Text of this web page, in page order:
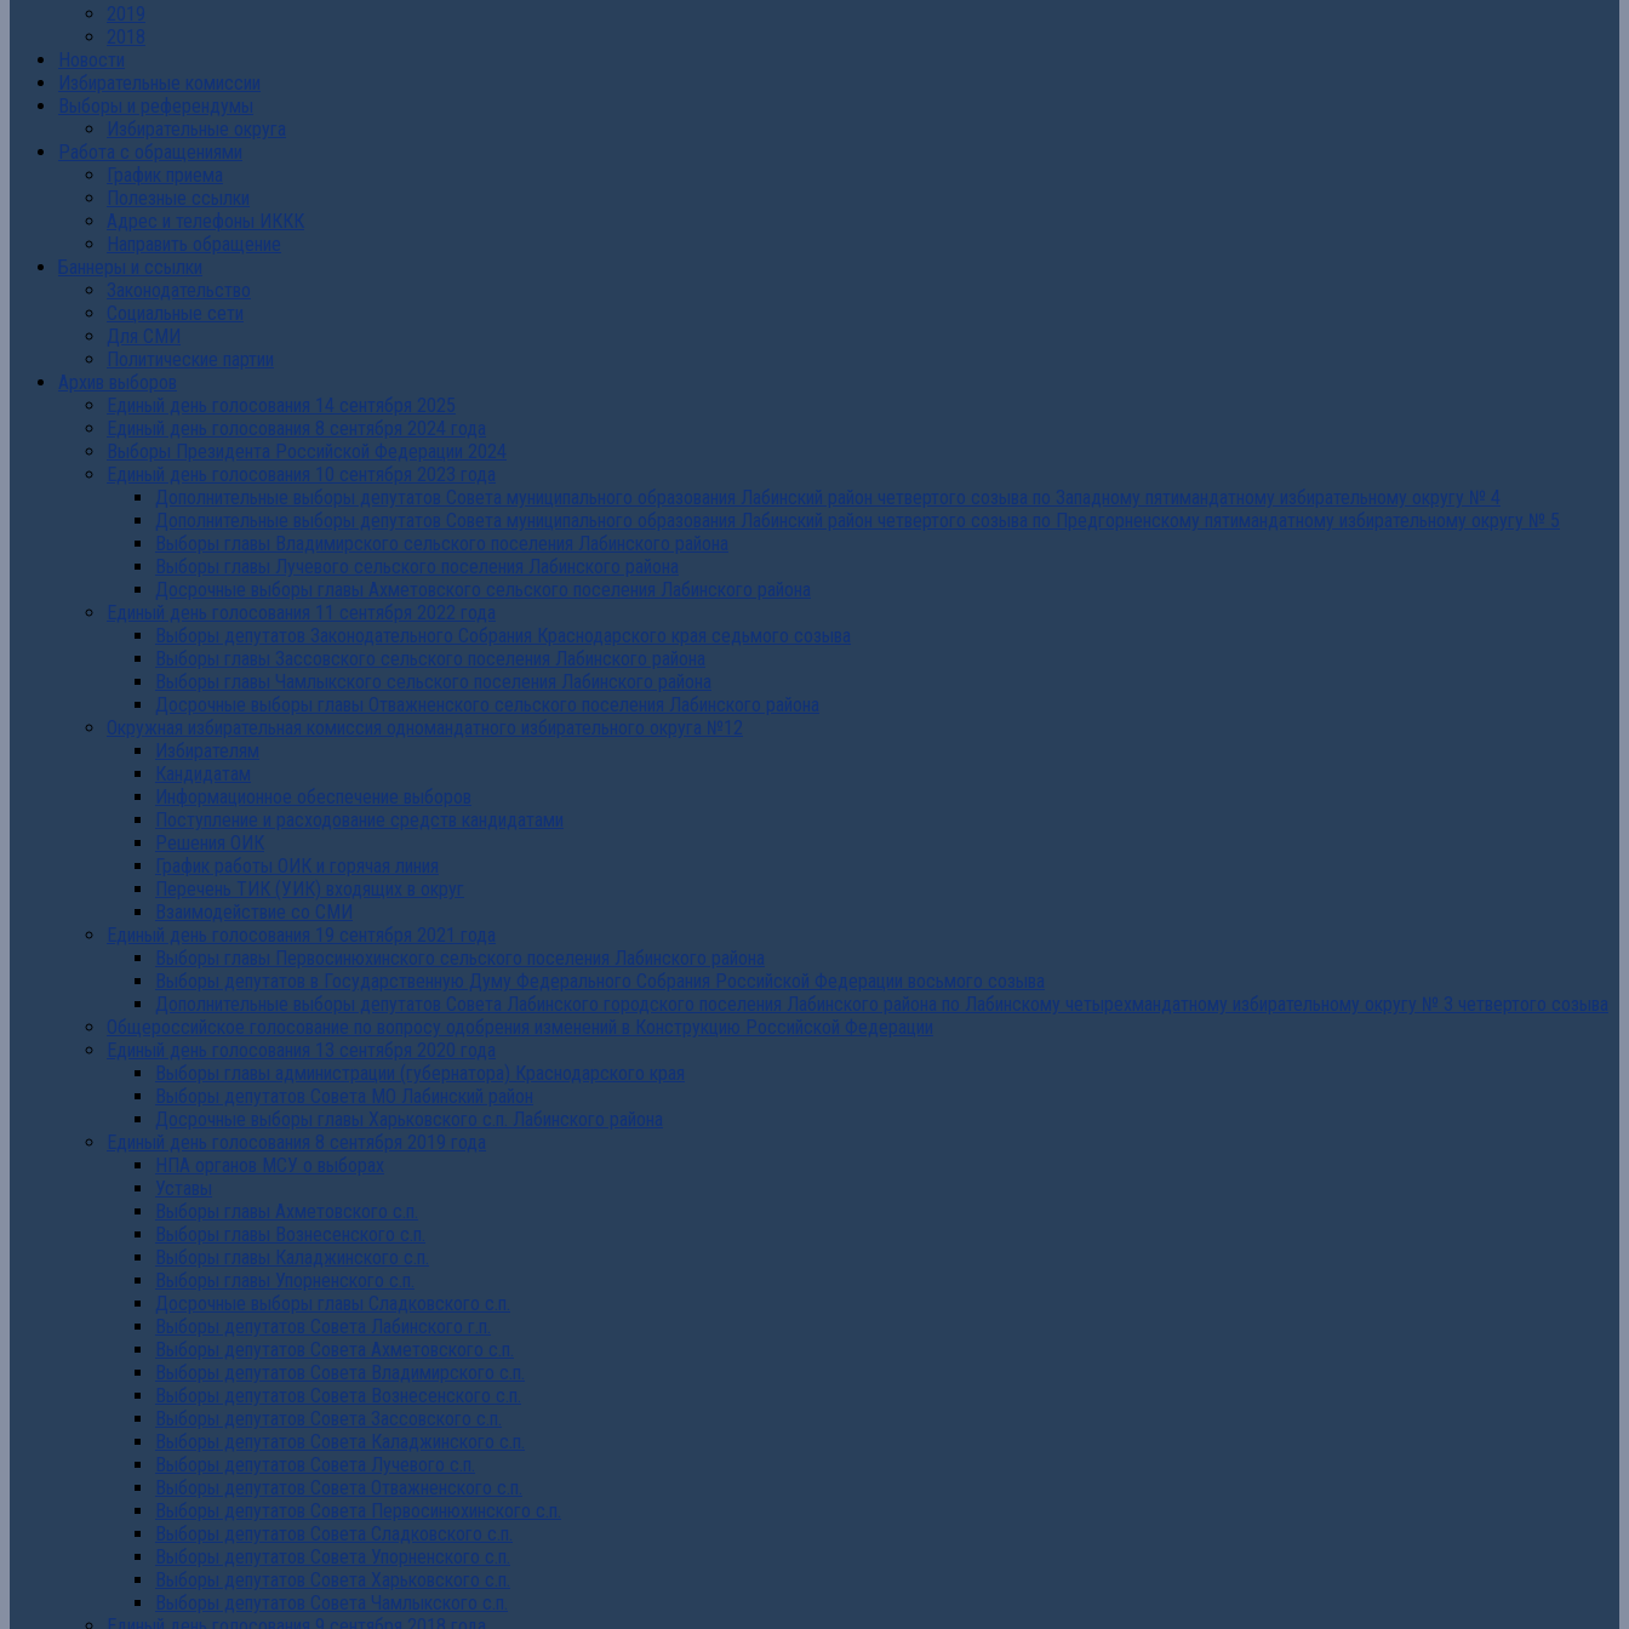
2019
2018
Новости
Избирательные комиссии
Выборы и референдумы
Избирательные округа
Работа с обращениями
График приема
Полезные ссылки
Адрес и телефоны ИККК
Направить обращение
Баннеры и ссылки
Законодательство
Социальные сети
Для СМИ
Политические партии
Архив выборов
Единый день голосования 14 сентября 2025
Единый день голосования 8 сентября 2024 года
Выборы Президента Российской Федерации 2024
Единый день голосования 10 сентября 2023 года
Дополнительные выборы депутатов Совета муниципального образования Лабинский район четвертого созыва по Западному пятимандатному избирательному округу № 4
Дополнительные выборы депутатов Совета муниципального образования Лабинский район четвертого созыва по Предгорненскому пятимандатному избирательному округу № 5
Выборы главы Владимирского сельского поселения Лабинского района
Выборы главы Лучевого сельского поселения Лабинского района
Досрочные выборы главы Ахметовского сельского поселения Лабинского района
Единый день голосования 11 сентября 2022 года
Выборы депутатов Законодательного Собрания Краснодарского края седьмого созыва
Выборы главы Зассовского сельского поселения Лабинского района
Выборы главы Чамлыкского сельского поселения Лабинского района
Досрочные выборы главы Отважненского сельского поселения Лабинского района
Окружная избирательная комиссия одномандатного избирательного округа №12
Избирателям
Кандидатам
Информационное обеспечение выборов
Поступление и расходование средств кандидатами
Решения ОИК
График работы ОИК и горячая линия
Перечень ТИК (УИК) входящих в округ
Взаимодействие со СМИ
Единый день голосования 19 сентября 2021 года
Выборы главы Первосинюхинского сельского поселения Лабинского района
Выборы депутатов в Государственную Думу Федерального Собрания Российской Федерации восьмого созыва
Дополнительные выборы депутатов Совета Лабинского городского поселения Лабинского района по Лабинскому четырехмандатному избирательному округу № 3 четвертого созыва
Общероссийское голосование по вопросу одобрения изменений в Конструкцию Российской Федерации
Единый день голосования 13 сентября 2020 года
Выборы главы администрации (губернатора) Краснодарского края
Выборы депутатов Совета МО Лабинский район
Досрочные выборы главы Харьковского с.п. Лабинского района
Единый день голосования 8 сентября 2019 года
НПА органов МСУ о выборах
Уставы
Выборы главы Ахметовского с.п.
Выборы главы Вознесенского с.п.
Выборы главы Каладжинского с.п.
Выборы главы Упорненского с.п.
Досрочные выборы главы Сладковского с.п.
Выборы депутатов Совета Лабинского г.п.
Выборы депутатов Совета Ахметовского с.п.
Выборы депутатов Совета Владимирского с.п.
Выборы депутатов Совета Вознесенского с.п.
Выборы депутатов Совета Зассовского с.п.
Выборы депутатов Совета Каладжинского с.п.
Выборы депутатов Совета Лучевого с.п.
Выборы депутатов Совета Отважненского с.п.
Выборы депутатов Совета Первосинюхинского с.п.
Выборы депутатов Совета Сладковского с.п.
Выборы депутатов Совета Упорненского с.п.
Выборы депутатов Совета Харьковского с.п.
Выборы депутатов Совета Чамлыкского с.п.